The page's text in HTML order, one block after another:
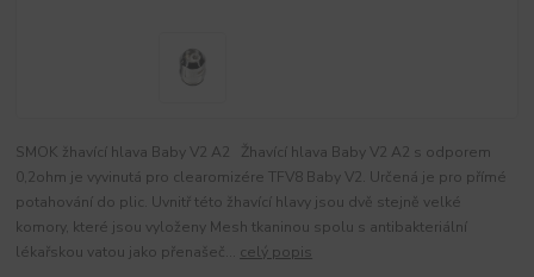
SMOK žhavící hlava Baby V2 A2 Žhavící hlava Baby V2 A2 s odporem
0,2ohm je vyvinutá pro clearomizére TFV8 Baby V2. Určená je pro přímé
potahování do plic. Uvnitř této žhavící hlavy jsou dvě stejně velké
komory, které jsou vyloženy Mesh tkaninou spolu s antibakteriální
lékařskou vatou jako přenašeč... celý popis